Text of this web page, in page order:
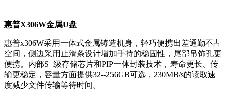
惠普X306W金属U盘
惠普x306W采用一体式金属铸造机身，轻巧便携出差通勤不占
空间，侧边采用止滑条设计增加手持的稳固性，尾部吊饰孔更
便携。内部S+级存储芯片和PIP一体封装技术，寿命更长、传
输更稳定，容量方面提供32--256GB可选，230MB/s的读取速
度减少文件传输等待时间。